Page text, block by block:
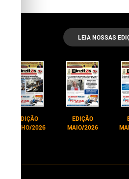
LEIA NOSSAS
EDIÇÃO
JUNHO/2026
EDIÇÃO
MAIO/2026